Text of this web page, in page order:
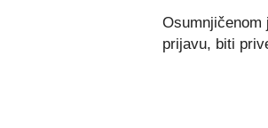
Osumnjičenom
prijavu, biti